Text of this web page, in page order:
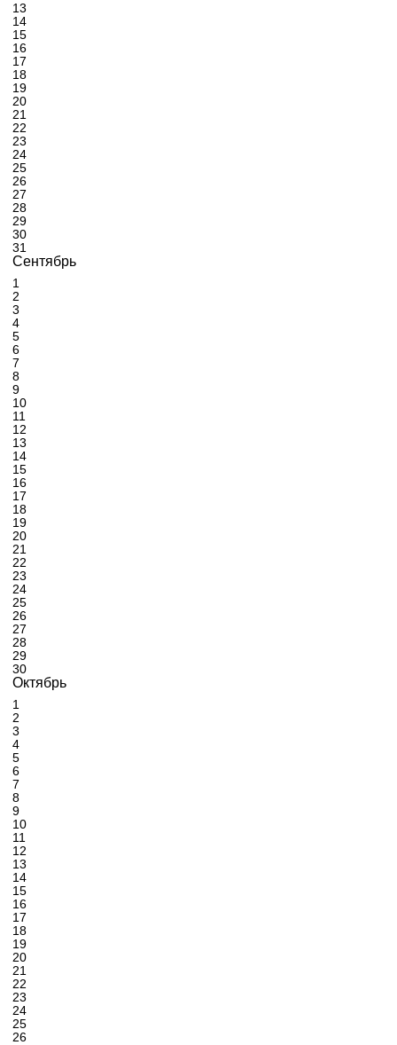
13
14
15
16
17
18
19
20
21
22
23
24
25
26
27
28
29
30
31
Сентябрь
1
2
3
4
5
6
7
8
9
10
11
12
13
14
15
16
17
18
19
20
21
22
23
24
25
26
27
28
29
30
Октябрь
1
2
3
4
5
6
7
8
9
10
11
12
13
14
15
16
17
18
19
20
21
22
23
24
25
26